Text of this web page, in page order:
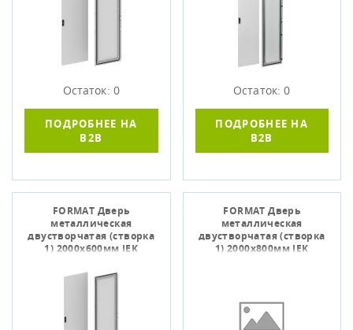
Остаток: 0
ПОДРОБНЕЕ НА
B2B
Остаток: 0
ПОДРОБНЕЕ НА
B2B
FORMAT Дверь
металлическая
двустворчатая (створка
1) 2000х600мм IEK
FORMAT Дверь
металлическая
двустворчатая (створка
1) 2000х800мм IEK